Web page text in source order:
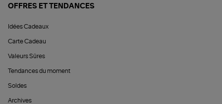
OFFRES ET TENDANCES
Idées Cadeaux
Carte Cadeau
Valeurs Sûres
Tendances du moment
Soldes
Archives